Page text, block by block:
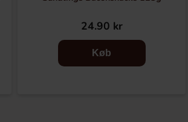
24.90 kr
Køb